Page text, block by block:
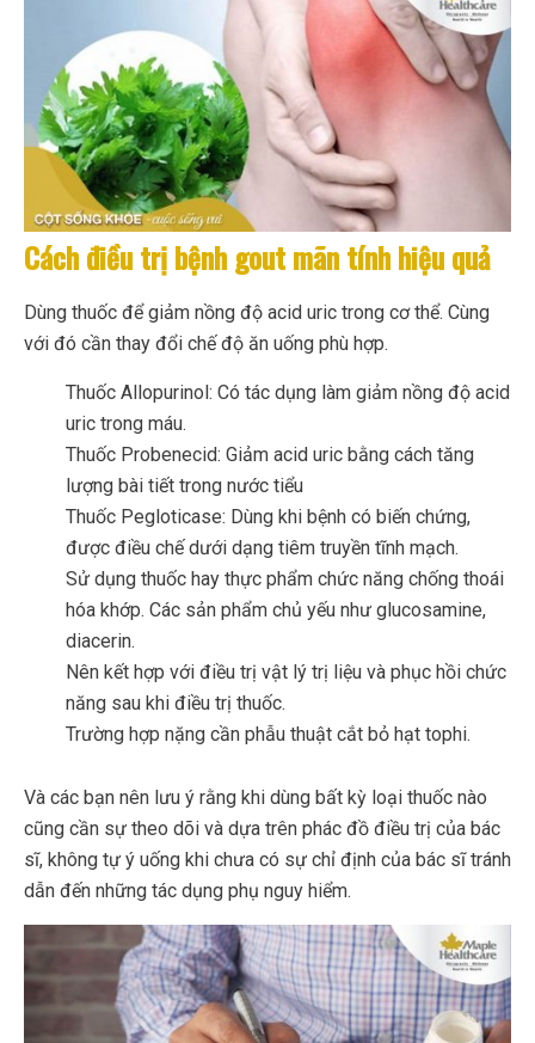
Cách điều trị bệnh gout mãn tính hiệu quả
Dùng thuốc để giảm nồng độ acid uric trong cơ thể. Cùng
với đó cần thay đổi chế độ ăn uống phù hợp.
Thuốc Allopurinol: Có tác dụng làm giảm nồng độ acid
uric trong máu.
Thuốc Probenecid: Giảm acid uric bằng cách tăng
lượng bài tiết trong nước tiểu
Thuốc Pegloticase: Dùng khi bệnh có biến chứng,
được điều chế dưới dạng tiêm truyền tĩnh mạch.
Sử dụng thuốc hay thực phẩm chức năng chống thoái
hóa khớp. Các sản phẩm chủ yếu như glucosamine,
diacerin.
Nên kết hợp với điều trị vật lý trị liệu và phục hồi chức
năng sau khi điều trị thuốc.
Trường hợp nặng cần phẫu thuật cắt bỏ hạt tophi.
Và các bạn nên lưu ý rằng khi dùng bất kỳ loại thuốc nào
cũng cần sự theo dõi và dựa trên phác đồ điều trị của bác
sĩ, không tự ý uống khi chưa có sự chỉ định của bác sĩ tránh
dẫn đến những tác dụng phụ nguy hiểm.